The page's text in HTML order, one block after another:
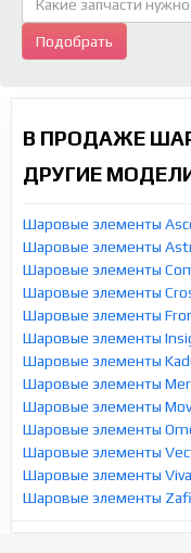
Подобрать
В ПРОДАЖЕ
ДРУГИЕ МОДЕЛИ
Шаровые элементы
Шаровые элементы
Шаровые элементы
Шаровые элементы
Шаровые элементы
Шаровые элементы
Шаровые элементы
Шаровые элементы
Шаровые элементы
Шаровые элементы
Шаровые элементы
Шаровые элементы
Шаровые элементы